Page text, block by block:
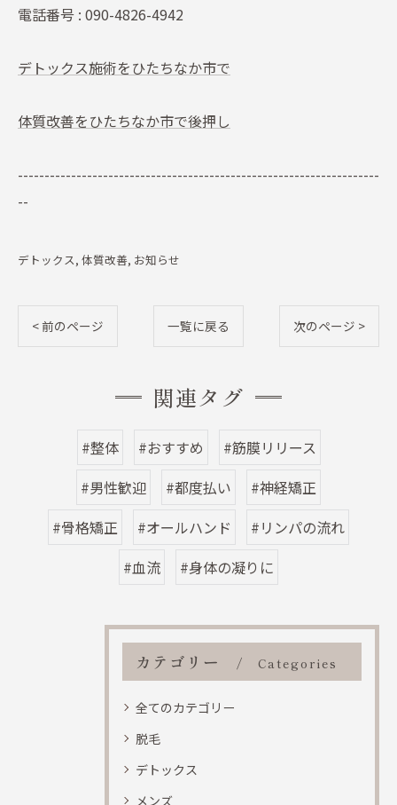
電話番号 : 090-4826-4942
デトックス施術をひたちなか市で
体質改善をひたちなか市で後押し
--------------------------------------------------------------------
--
デトックス 体質改善 お知らせ
< 前のページ 一覧に戻る 次のページ >
関連タグ
#整体 #おすすめ
#筋膜リリース
#男性歓迎
#都度払い
#神経矯正
#骨格矯正
#オールハンド
#リンパの流れ
#血流
#身体の凝りに
カテゴリー Categories
全てのカテゴリー
脱毛
デトックス
メンズ